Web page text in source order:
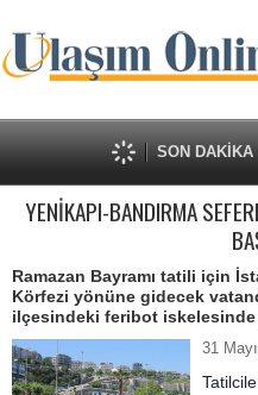
SON DAKİKA
YENİKAPI-BANDIRMA
Ramazan Bayramı tatili için
Körfezi yönüne gidecek
ilçesindeki feribot
31